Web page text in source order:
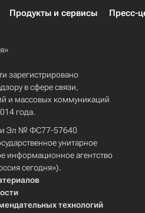
Продукты и сервисы Пресс-
зарегистрировано
в сфере связи,
и массовых коммуникаций
года.
Эл № ФС77-57640
унитарное
информационное агентство
сегодня»).
технологий